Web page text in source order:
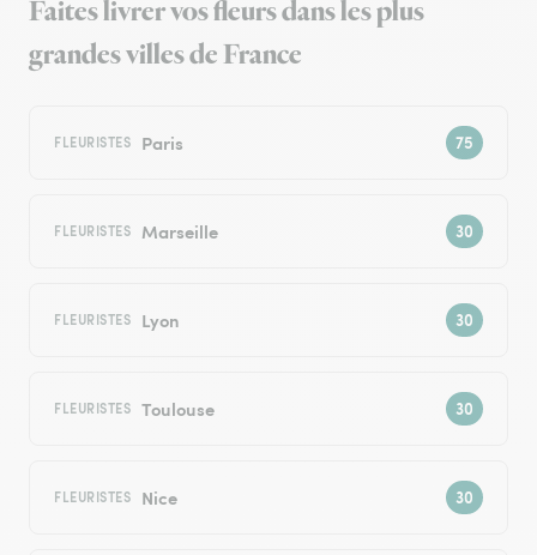
Faites livrer vos fleurs dans les plus
grandes villes de France
FLEURISTES Paris
FLEURISTES Marseille
FLEURISTES Lyon
FLEURISTES Toulouse
FLEURISTES Nice